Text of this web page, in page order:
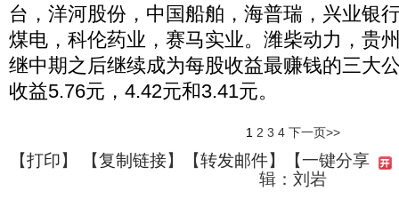
台，洋河股份，中国船舶，海普瑞，兴业银
煤电，科伦药业，赛马实业。潍柴动力，贵
继中期之后继续成为每股收益最赚钱的三大
收益5.76元，4.42元和3.41元。
1 2 3 4 下一页>>
【打印】 【复制链接】【转发邮件】
【一键分享
辑：刘岩